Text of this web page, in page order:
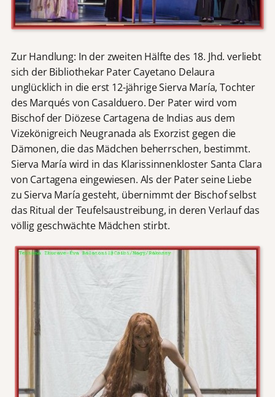
Zur Handlung: In der zweiten Hälfte des 18. Jhd. verliebt
sich der Bibliothekar Pater Cayetano Delaura
unglücklich in die erst 12-jährige Sierva María, Tochter
des Marqués von Casalduero. Der Pater wird vom
Bischof der Diözese Cartagena de Indias aus dem
Vizekönigreich Neugranada als Exorzist gegen die
Dämonen, die das Mädchen beherrschen, bestimmt.
Sierva María wird in das Klarissinnenkloster Santa Clara
von Cartagena eingewiesen. Als der Pater seine Liebe
zu Sierva María gesteht, übernimmt der Bischof selbst
das Ritual der Teufelsaustreibung, in deren Verlauf das
völlig geschwächte Mädchen stirbt.